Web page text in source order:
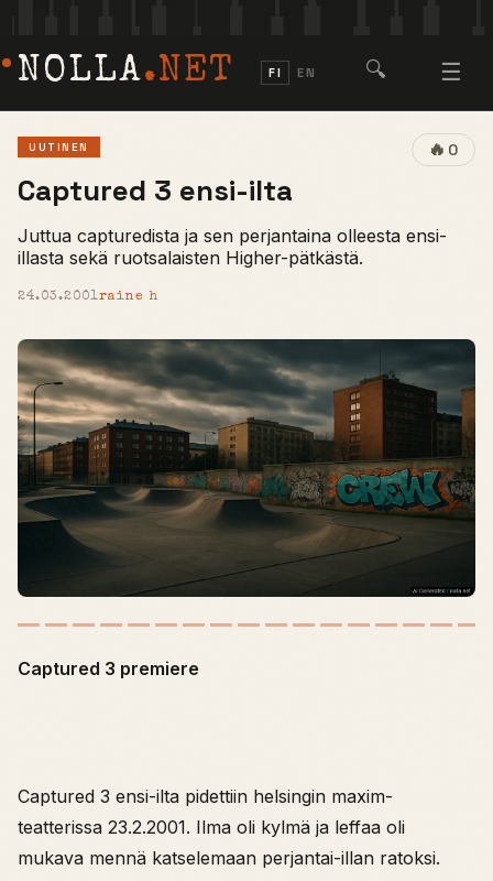
NOLLA.NET FI EN 🔍 ☰
🔥 0
UUTINEN
Captured 3 ensi-ilta
Juttua capturedista ja sen perjantaina olleesta ensi-
illasta sekä ruotsalaisten Higher-pätkästä.
24.03.2001raine h
Captured 3 premiere
Captured 3 ensi-ilta pidettiin helsingin maxim-
teatterissa 23.2.2001. Ilma oli kylmä ja leffaa oli
mukava mennä katselemaan perjantai-illan ratoksi.